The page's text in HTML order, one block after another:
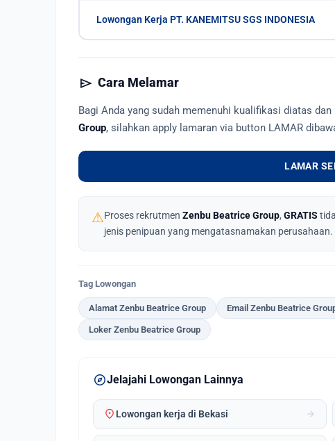
Lowongan Kerja PT. KANEMITSU SGS INDONESIA
send Cara Melamar
Bagi Anda yang sudah memenuhi kualifikasi diatas
Group, silahkan apply lamaran via button LAMAR
LAMAR
⚠Proses rekrutmen Zenbu Beatrice Group, GRATIS
jenis penipuan yang mengatasnamakan perusahaan.
Tag Lowongan
Alamat Zenbu Beatrice Group Email Zenbu Beatrice
Loker Zenbu Beatrice Group
exploreJelajahi Lowongan Lainnya
location_on Lowongan kerja di Bekasi arrow_forward